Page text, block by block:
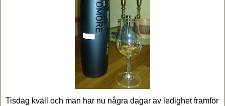
Tisdag kväll och man har nu några dagar av ledighet framför